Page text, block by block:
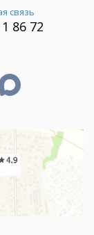
связь
86 72